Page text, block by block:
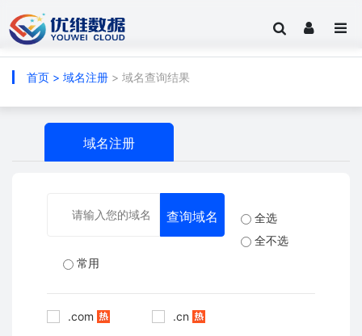
首页 > 域名注册 > 域名查询结果
域名注册
全选
全不选
常用
.com
.cn